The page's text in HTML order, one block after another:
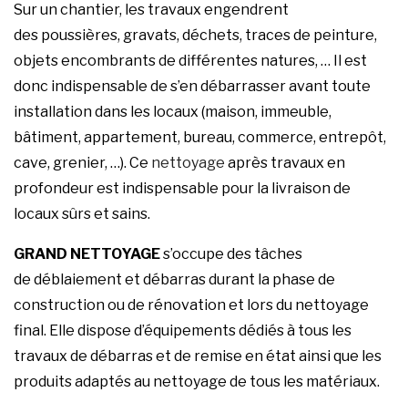
Sur un chantier, les travaux engendrent
des poussières, gravats, déchets, traces de peinture,
objets encombrants de différentes natures, … Il est
donc indispensable de s’en débarrasser avant toute
installation dans les locaux (maison, immeuble,
bâtiment, appartement, bureau, commerce, entrepôt,
cave, grenier, …). Ce nettoyage après travaux en
profondeur est indispensable pour la livraison de
locaux sûrs et sains.
GRAND NETTOYAGEs’occupe des tâches
de déblaiement et débarras durant la phase de
construction ou de rénovation et lors du nettoyage
final. Elle dispose d’équipements dédiés à tous les
travaux de débarras et de remise en état ainsi que les
produits adaptés au nettoyage de tous les matériaux.